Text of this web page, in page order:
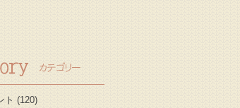
ト (120)